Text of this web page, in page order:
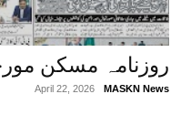
روزنامہ مسکن مورخہ 23 اپریل
MASKN News
April 22, 2026